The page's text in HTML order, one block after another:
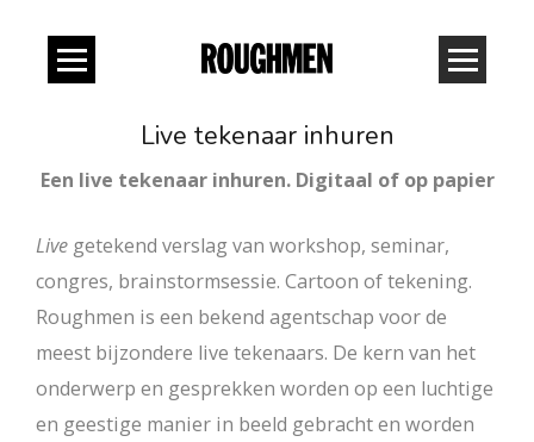
Live tekenaar inhuren
Een live tekenaar inhuren. Digitaal of op papier
Live getekend verslag van workshop, seminar,
congres, brainstormsessie. Cartoon of tekening.
Roughmen is een bekend agentschap voor de
meest bijzondere live tekenaars. De kern van het
onderwerp en gesprekken worden op een luchtige
en geestige manier in beeld gebracht en worden